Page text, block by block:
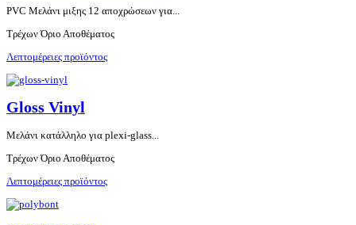
PVC Μελάνι μιξης 12 αποχρώσεων για...
Τρέχων Όριο Αποθέματος
Λεπτομέρειες προϊόντος
Gloss Vinyl
Μελάνι κατάλληλο για plexi-glass...
Τρέχων Όριο Αποθέματος
Λεπτομέρειες προϊόντος